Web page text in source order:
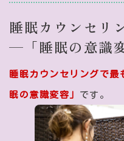
睡眠カウンセリ
—「睡眠の意識変
睡眠カウンセリングで最
眠の意識変容」 です。